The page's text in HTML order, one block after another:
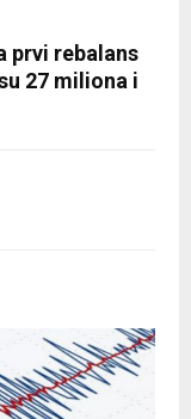
prvi rebalans
27 miliona i